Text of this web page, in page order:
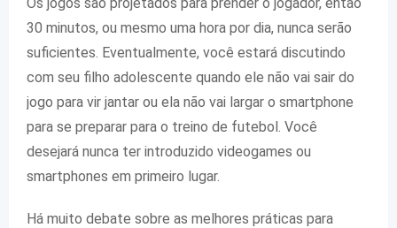
30 minutos, ou mesmo uma hora por dia, nunca serão
suficientes. Eventualmente, você estará discutindo
com seu filho adolescente quando ele não vai sair do
jogo para vir jantar ou ela não vai largar o smartphone
para se preparar para o treino de futebol. Você
desejará nunca ter introduzido videogames ou
smartphones em primeiro lugar.
Há muito debate sobre as melhores práticas para